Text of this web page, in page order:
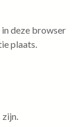
deze browser
plaats.
zijn.